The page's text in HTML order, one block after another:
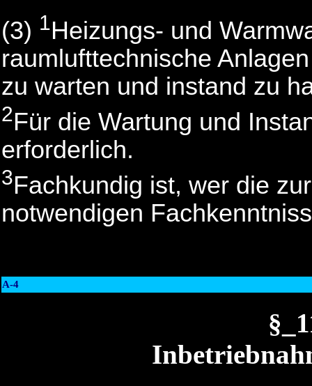
(3) 1Heizungs- und
raumlufttechnische
zu warten und instand zu
2Für die Wartung und
erforderlich.
3Fachkundig ist, wer die
notwendigen
A-4